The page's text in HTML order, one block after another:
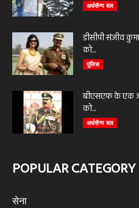
अर्धसैन्य बल
डीसीपी संजीव
को...
पुलिस
बीएसएफ के एक
को...
अर्धसैन्य बल
POPULAR CATEGORY
सेना